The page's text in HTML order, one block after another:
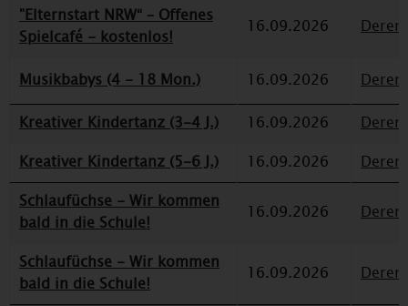
"Elternstart NRW“ – Offenes
Spielcafé - kostenlos!
16.09.2026
Musikbabys (4 - 18 Mon.) 16.09.2026
Kreativer Kindertanz (3-4 J.)
16.09.2026
Kreativer Kindertanz (5-6 J.)
16.09.2026
Schlaufüchse - Wir kommen
bald in die Schule!
16.09.2026
Schlaufüchse - Wir kommen
bald in die Schule!
16.09.2026